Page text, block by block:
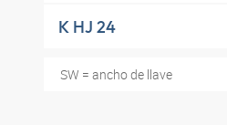
K HJ 24
SW = ancho de llave